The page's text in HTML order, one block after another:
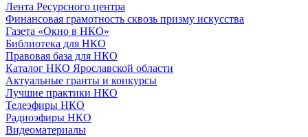
Лента Ресурсного центра
Финансовая грамотность сквозь призму искусства
Газета «Окно в НКО»
Библиотека для НКО
Правовая база для НКО
Каталог НКО Ярославской области
Актуальные гранты и конкурсы
Лучшие практики НКО
Телеэфиры НКО
Радиоэфиры НКО
Видеоматериалы